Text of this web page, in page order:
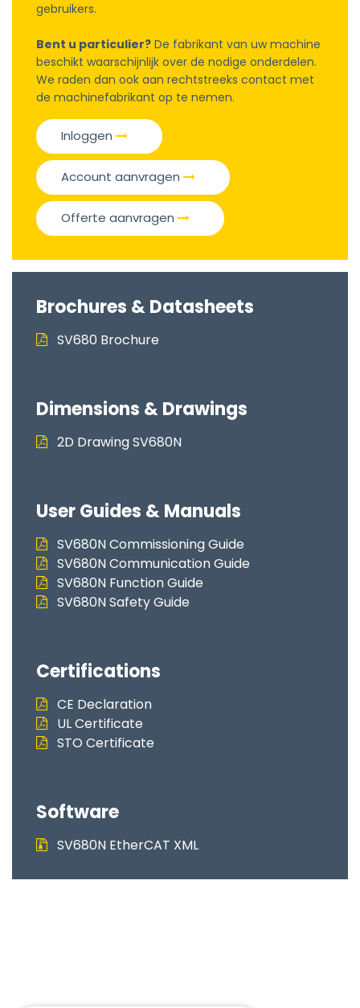
gebruikers.
Bent u particulier? De fabrikant van uw machine
beschikt waarschijnlijk over de nodige onderdelen.
We raden dan ook aan rechtstreeks contact met
de machinefabrikant op te nemen.
Inloggen
Account aanvragen
Offerte aanvragen
Brochures & Datasheets
SV680 Brochure
Dimensions & Drawings
2D Drawing SV680N
User Guides & Manuals
SV680N Commissioning Guide
SV680N Communication Guide
SV680N Function Guide
SV680N Safety Guide
Certifications
CE Declaration
UL Certificate
STO Certificate
Software
SV680N EtherCAT XML